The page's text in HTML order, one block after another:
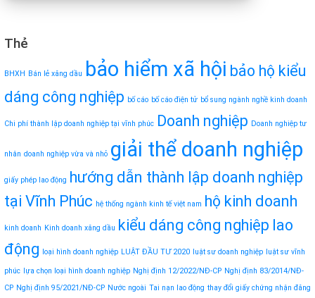
Thẻ
BHXH Bán lẻ xăng dầu bảo hiểm xã hội bảo hộ kiểu
dáng công nghiệp bố cáo bố cáo điện tử bổ sung ngành nghề kinh doanh
Chi phí thành lập doanh nghiệp tại vĩnh phúc Doanh nghiệp Doanh nghiệp tư
nhân doanh nghiệp vừa và nhỏ giải thể doanh nghiệp
giấy phép lao động hướng dẫn thành lập doanh nghiệp
tại Vĩnh Phúc hệ thống ngành kinh tế việt nam hộ kinh doanh
kinh doanh Kinh doanh xăng dầu kiểu dáng công nghiệp lao
động loại hình doanh nghiệp LUẬT ĐẦU TƯ 2020 luật sư doanh nghiệp luật sư vĩnh
phúc lựa chọn loại hình doanh nghiệp Nghị định 12/2022/NĐ-CP Nghị định 83/2014/NĐ-
CP Nghị định 95/2021/NĐ-CP Nước ngoài Tai nạn lao động thay đổi giấy chứng nhận đăng